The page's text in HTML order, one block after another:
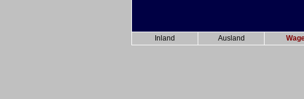
Inland Ausland